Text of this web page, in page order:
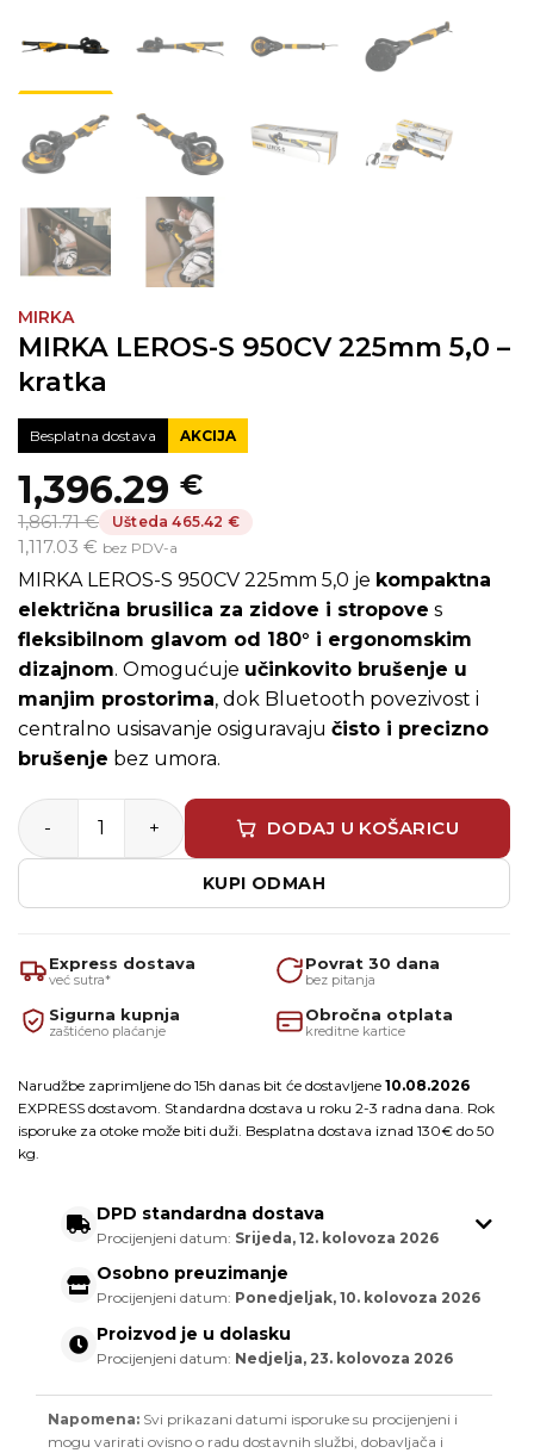
MIRKA
MIRKA LEROS-S 950CV 225mm 5,0 –
kratka
Besplatna dostava AKCIJA
Izvorna
cijena
bila
je:
1,861.71 €.
1,396.29 €
Trenutna
cijena
je:
1,396.29 €.
1,861.71 € Ušteda 465.42 €
1,117.03 € bez PDV-a
MIRKA LEROS-S 950CV 225mm 5,0 je kompaktna
električna brusilica za zidove i stropove s
fleksibilnom glavom od 180° i ergonomskim
dizajnom. Omogućuje učinkovito brušenje u
manjim prostorima, dok Bluetooth povezivost i
centralno usisavanje osiguravaju čisto i precizno
brušenje bez umora.
MIRKA LEROS-S 950CV 225mm 5,0 - kratka količina
DODAJ U KOŠARICU
KUPI ODMAH
Express dostava
već sutra*
Povrat 30 dana
bez pitanja
Sigurna kupnja
zaštićeno plaćanje
Obročna otplata
kreditne kartice
Narudžbe zaprimljene do 15h danas bit će dostavljene 10.08.2026
EXPRESS dostavom. Standardna dostava u roku 2-3 radna dana. Rok
isporuke za otoke može biti duži. Besplatna dostava iznad 130€ do 50
kg.
DPD standardna dostava
Procijenjeni datum: Srijeda, 12. kolovoza 2026
Osobno preuzimanje
Procijenjeni datum: Ponedjeljak, 10. kolovoza 2026
Proizvod je u dolasku
Procijenjeni datum: Nedjelja, 23. kolovoza 2026
Napomena: Svi prikazani datumi isporuke su procijenjeni i
mogu varirati ovisno o radu dostavnih službi, dobavljača i